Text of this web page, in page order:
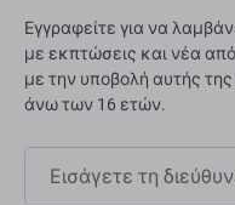
Εγγραφείτε για να
με εκπτώσεις και νέα
με την υποβολή αυτής
άνω των 16 ετών.